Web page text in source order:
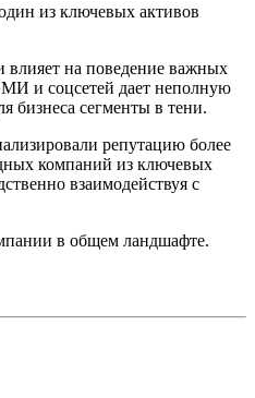
из ключевых активов
на поведение важных
и соцсетей дает неполную
бизнеса сегменты в тени.
репутацию более
компаний из ключевых
взаимодействуя с
в общем ландшафте.